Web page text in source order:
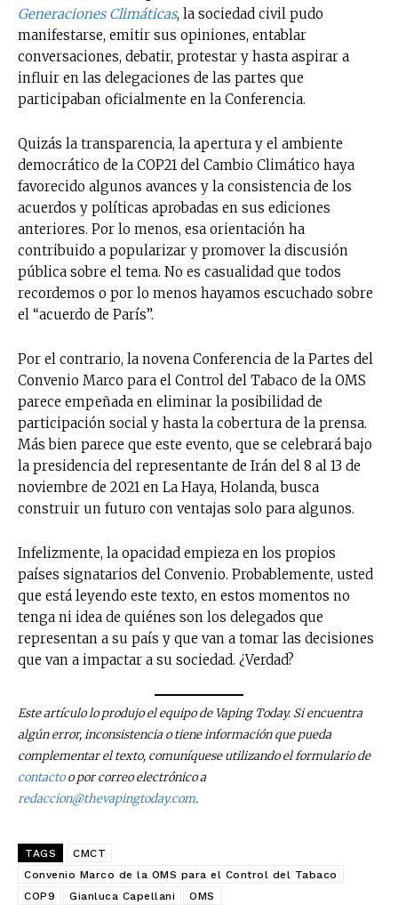
No te pierdas de las
Suscríbete a nuestro boletín diario y
recibe todas las noticias del vapeo y la
Generaciones Climáticas, la sociedad civil pudo
manifestarse, emitir sus opiniones, entablar
conversaciones, debatir, protestar y hasta aspirar a
influir en las delegaciones de las partes que
participaban oficialmente en la Conferencia.
Quizás la transparencia, la apertura y el ambiente
democrático de la COP21 del Cambio Climático haya
favorecido algunos avances y la consistencia de los
acuerdos y políticas aprobadas en sus ediciones
anteriores. Por lo menos, esa orientación ha
contribuido a popularizar y promover la discusión
pública sobre el tema. No es casualidad que todos
recordemos o por lo menos hayamos escuchado sobre
el “acuerdo de París”.
Por el contrario, la novena Conferencia de la Partes del
Convenio Marco para el Control del Tabaco de la OMS
parece empeñada en eliminar la posibilidad de
participación social y hasta la cobertura de la prensa.
Más bien parece que este evento, que se celebrará bajo
la presidencia del representante de Irán del 8 al 13 de
noviembre de 2021 en La Haya, Holanda, busca
construir un futuro con ventajas solo para algunos.
Infelizmente, la opacidad empieza en los propios
países signatarios del Convenio. Probablemente, usted
que está leyendo este texto, en estos momentos no
tenga ni idea de quiénes son los delegados que
representan a su país y que van a tomar las decisiones
que van a impactar a su sociedad. ¿Verdad?
Este artículo lo produjo el equipo de Vaping Today. Si encuentra
algún error, inconsistencia o tiene información que pueda
complementar el texto, comuníquese utilizando el formulario de
contactoo por correo electrónico a
redaccion@thevapingtoday.com.
TAGS
CMCT
Convenio Marco de la OMS para el Control del Tabaco
COP9
Gianluca Capellani
OMS